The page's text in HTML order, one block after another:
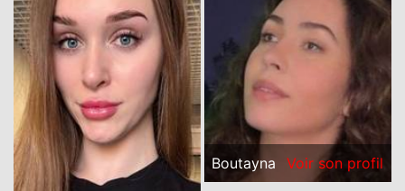
Boutayna Voir son profil